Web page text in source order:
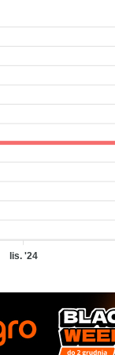
lis. '24